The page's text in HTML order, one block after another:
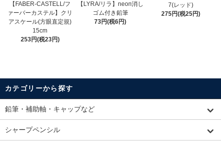
【FABER-CASTELL/フ
ァーバーカステル】クリ
アスケール(方眼直定規)
15cm
253円(税23円)
【LYRA/リラ】neon消し
ゴム付き鉛筆
73円(税6円)
7(レッド)
275円(税25円)
カテゴリーから探す
鉛筆・補助軸・キャップなど
シャープペンシル